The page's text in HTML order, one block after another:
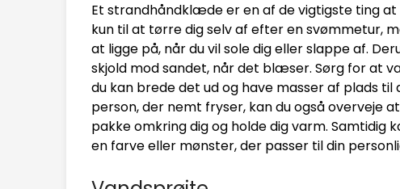
Et strandhåndklæde er en af de vigtigste ting
kun til at tørre dig selv af efter en svømmetur,
at ligge på, når du vil sole dig eller slappe af.
skjold mod sandet, når det blæser. Sørg for at
du kan brede det ud og have masser af plads
person, der nemt fryser, kan du også overveje
pakke omkring dig og holde dig varm.
en farve eller mønster, der passer til din